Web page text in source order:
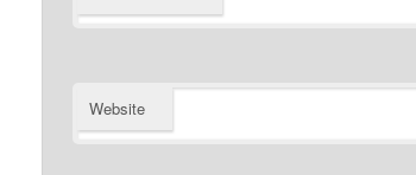
Website